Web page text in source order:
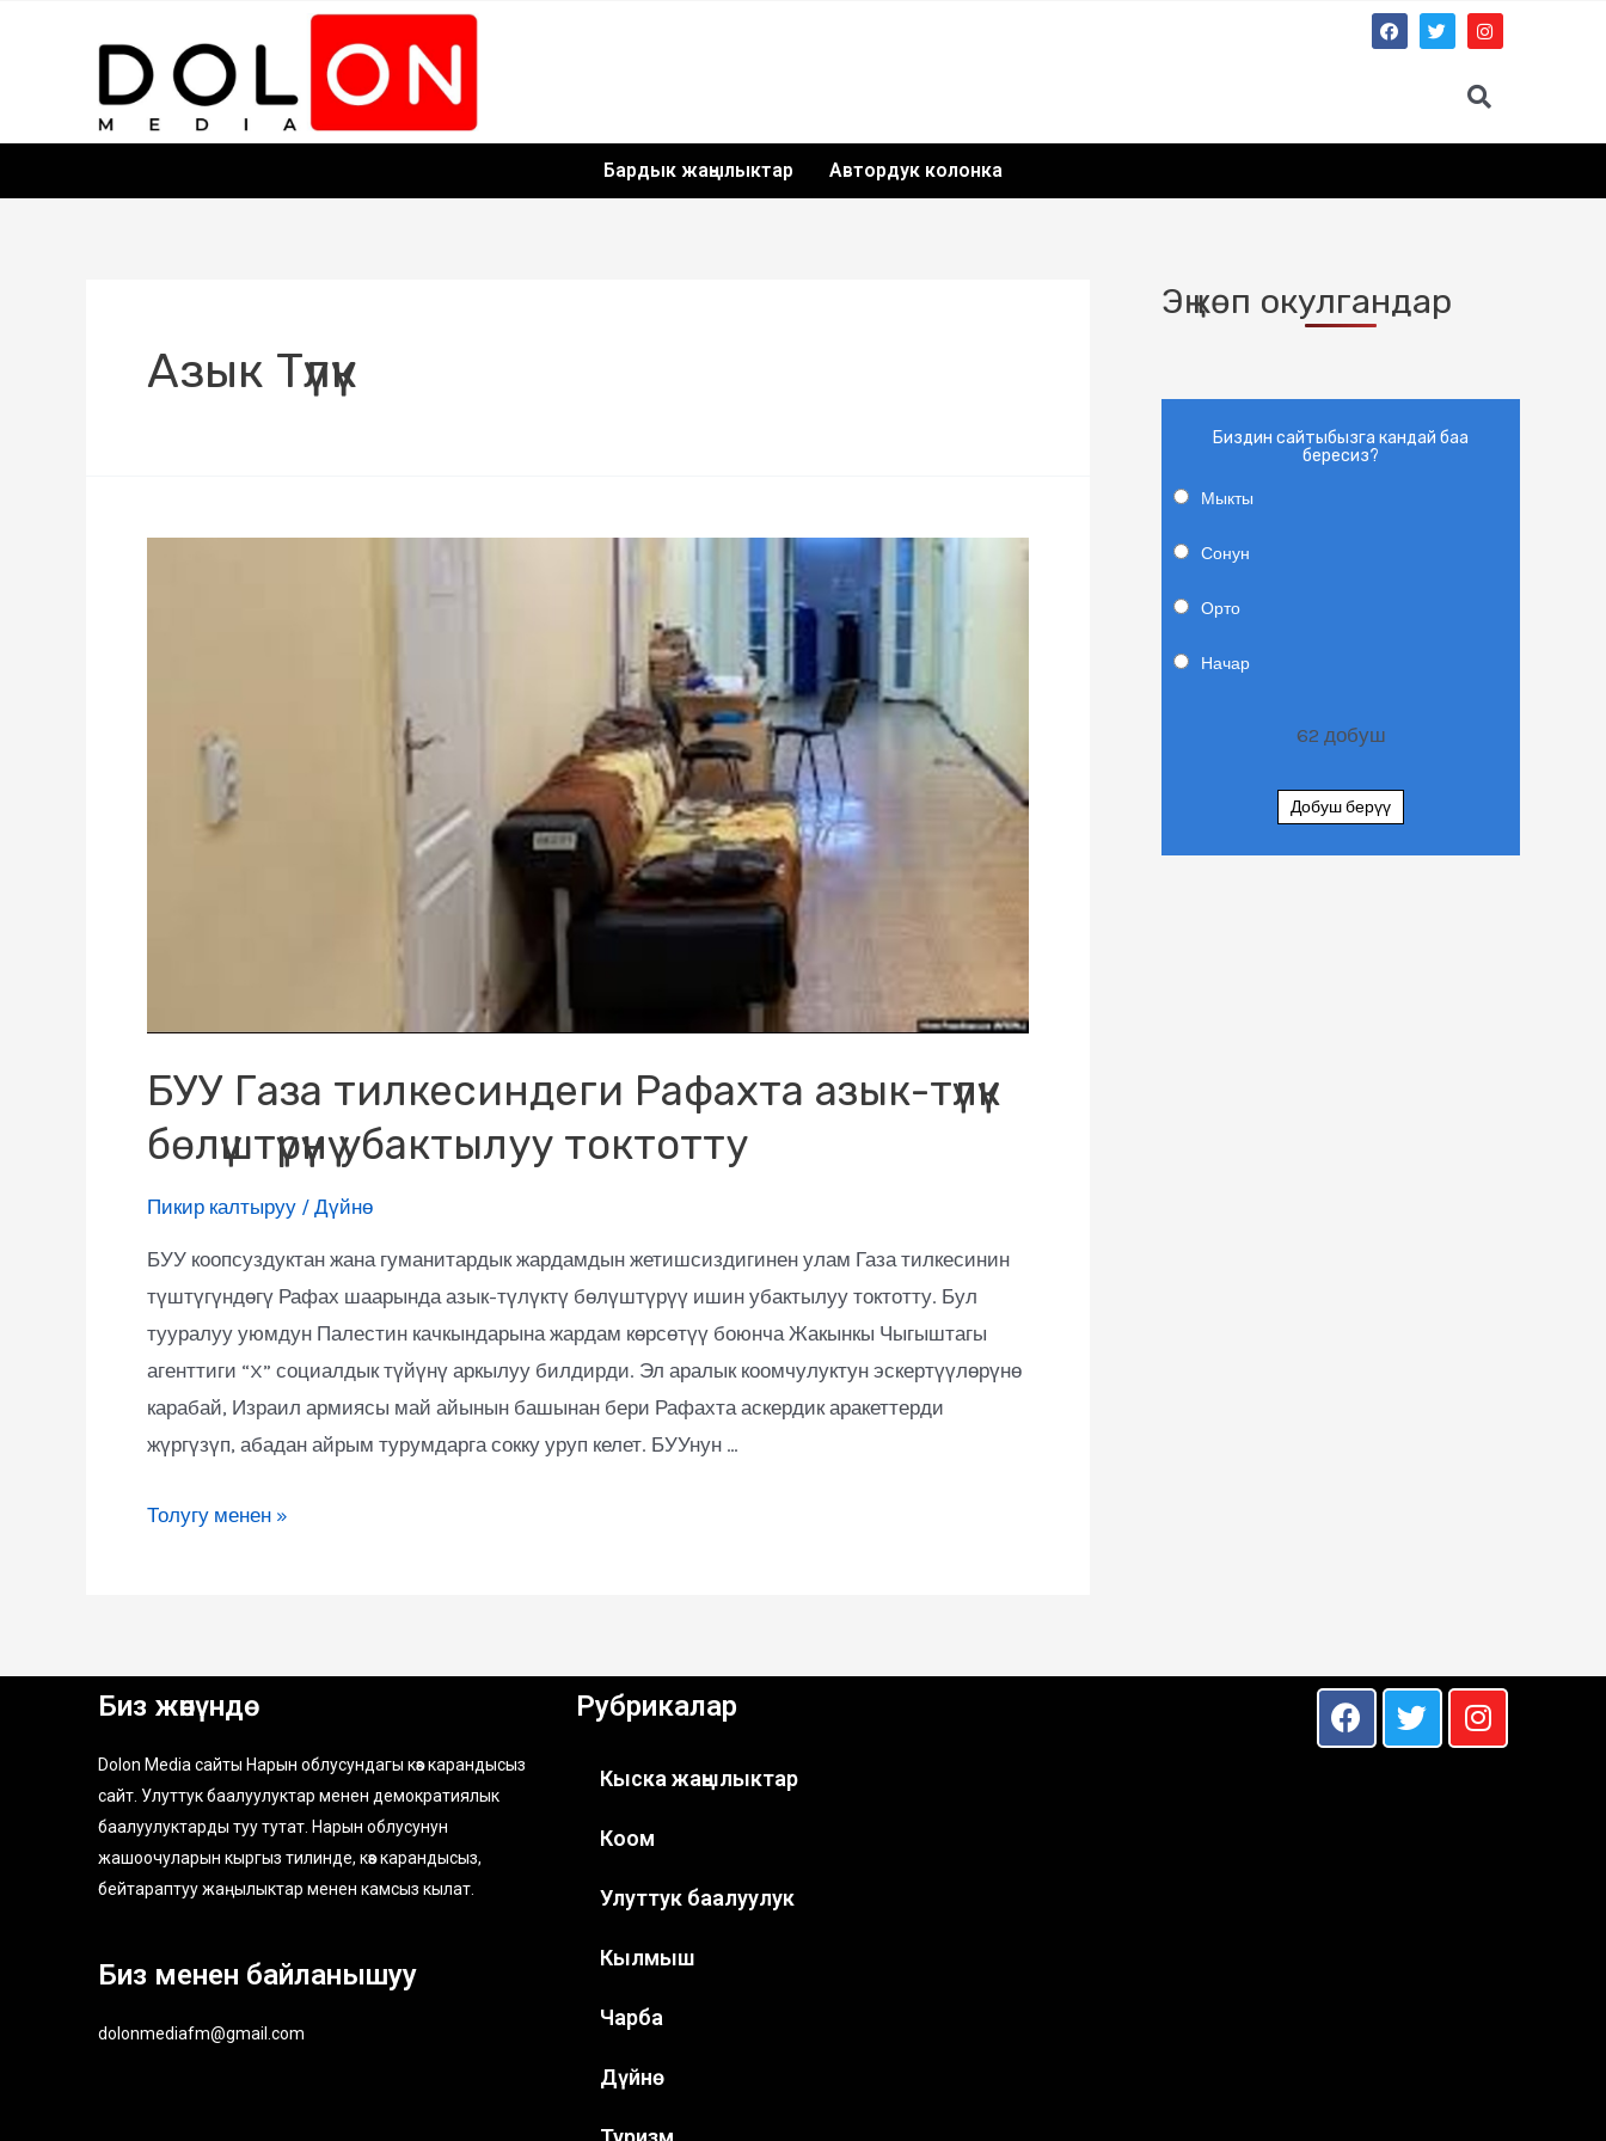
Бардык жаңылыктар Автордук колонка
Азык Түлүк
БУУ Газа тилкесиндеги Рафахта азык-түлүк
бөлүштүрүүнү убактылуу токтотту
Пикир калтыруу / Дүйнө
БУУ коопсуздуктан жана гуманитардык жардамдын жетишсиздигинен улам Газа тилкесинин
түштүгүндөгү Рафах шаарында азык-түлүктү бөлүштүрүү ишин убактылуу токтотту. Бул
тууралуу уюмдун Палестин качкындарына жардам көрсөтүү боюнча Жакынкы Чыгыштагы
агенттиги “X” социалдык түйүнү аркылуу билдирди. Эл аралык коомчулуктун эскертүүлөрүнө
карабай, Израил армиясы май айынын башынан бери Рафахта аскердик аракеттерди
жүргүзүп, абадан айрым турумдарга сокку уруп келет. БУУнун …
Толугу менен »
Эң көп окулгандар
Биздин сайтыбызга кандай баа
бересиз?
Мыкты
Сонун
Орто
Начар
62 добуш
Добуш берүү
Биз жөнүндө
Dolon Media сайты Нарын облусундагы көз карандысыз
сайт. Улуттук баалуулуктар менен демократиялык
баалуулуктарды туу тутат. Нарын облусунун
жашоочуларын кыргыз тилинде, көз карандысыз,
бейтараптуу жаңылыктар менен камсыз кылат.
Биз менен байланышуу
dolonmediafm@gmail.com
Рубрикалар
Кыска жаңылыктар
Коом
Улуттук баалуулук
Кылмыш
Чарба
Дүйнө